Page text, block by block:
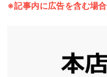
※記事内に広告を含む場